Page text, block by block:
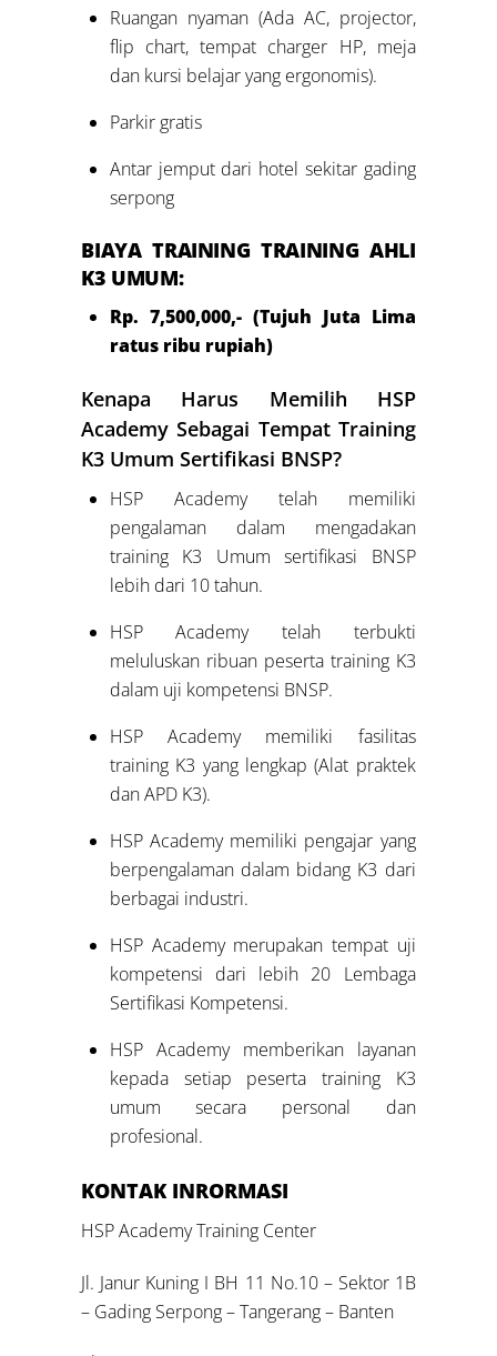
Ruangan nyaman (Ada AC, projector,
flip chart, tempat charger HP, meja
dan kursi belajar yang ergonomis).
Parkir gratis
Antar jemput dari hotel sekitar gading
serpong
BIAYA TRAINING TRAINING AHLI
K3 UMUM:
Rp. 7,500,000,- (Tujuh Juta Lima
ratus ribu rupiah)
Kenapa Harus Memilih HSP
Academy Sebagai Tempat Training
K3 Umum Sertifikasi BNSP?
HSP Academy telah memiliki
pengalaman dalam mengadakan
training K3 Umum sertifikasi BNSP
lebih dari 10 tahun.
HSP Academy telah terbukti
meluluskan ribuan peserta training K3
dalam uji kompetensi BNSP.
HSP Academy memiliki fasilitas
training K3 yang lengkap (Alat praktek
dan APD K3).
HSP Academy memiliki pengajar yang
berpengalaman dalam bidang K3 dari
berbagai industri.
HSP Academy merupakan tempat uji
kompetensi dari lebih 20 Lembaga
Sertifikasi Kompetensi.
HSP Academy memberikan layanan
kepada setiap peserta training K3
umum secara personal dan
profesional.
KONTAK INRORMASI
HSP Academy Training Center
Jl. Janur Kuning I BH 11 No.10 – Sektor 1B
– Gading Serpong – Tangerang – Banten